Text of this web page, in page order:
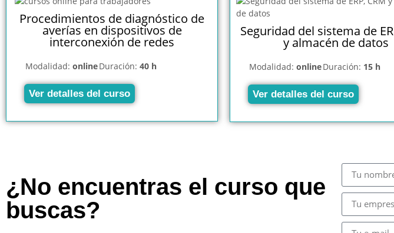
Procedimientos de diagnóstico de
averías en dispositivos de
interconexión de redes
Modalidad: onlineDuración: 40 h
Ver detalles del curso
Seguridad del sistema de
y almacén de datos
Modalidad: onlineDuración: 15 h
Ver detalles del curso
¿No encuentras el curso que
buscas?